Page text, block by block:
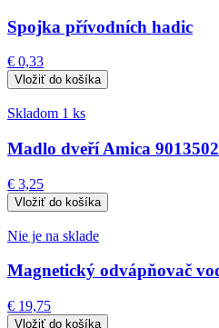
Spojka přívodních hadic
€ 0,33
Skladom 1 ks
Madlo dveří Amica 9013502
€ 3,25
Nie je na sklade
Magnetický odvápňovač
€ 19,75